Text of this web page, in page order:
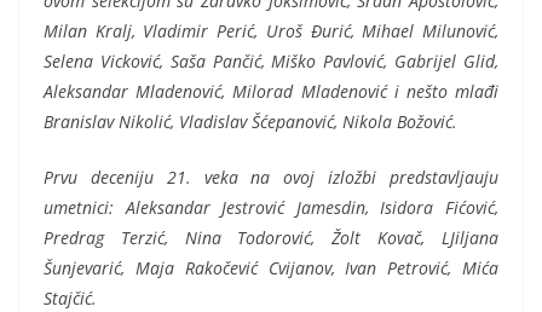
Milan Kralj, Vladimir Perić, Uroš Đurić, Mihael Milunović,
Selena Vicković, Saša Pančić, Miško Pavlović, Gabrijel Glid,
Aleksandar Mladenović, Milorad Mladenović i nešto mlađi
Branislav Nikolić, Vladislav Šćepanović, Nikola Božović.
Prvu deceniju 21. veka na ovoj izložbi predstavljauju
umetnici: Aleksandar Jestrović Jamesdin, Isidora Fićović,
Predrag Terzić, Nina Todorović, Žolt Kovač, LJiljana
Šunjevarić, Maja Rakočević Cvijanov, Ivan Petrović, Mića
Stajčić.